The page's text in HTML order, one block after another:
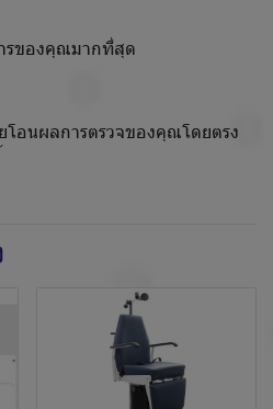
รของคุณมากที่สุด
โอนผลการตรวจของคุณโดยตรง